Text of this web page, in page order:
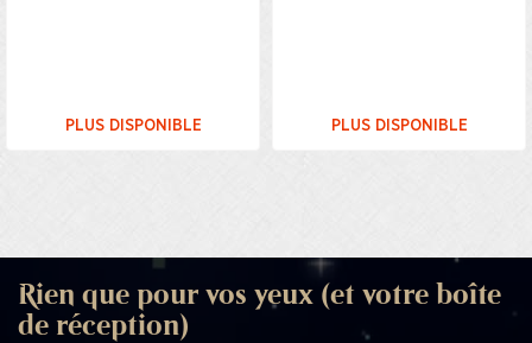
PLUS DISPONIBLE PLUS DISPONIBLE
Rien que pour vos yeux (et votre boîte
de réception)